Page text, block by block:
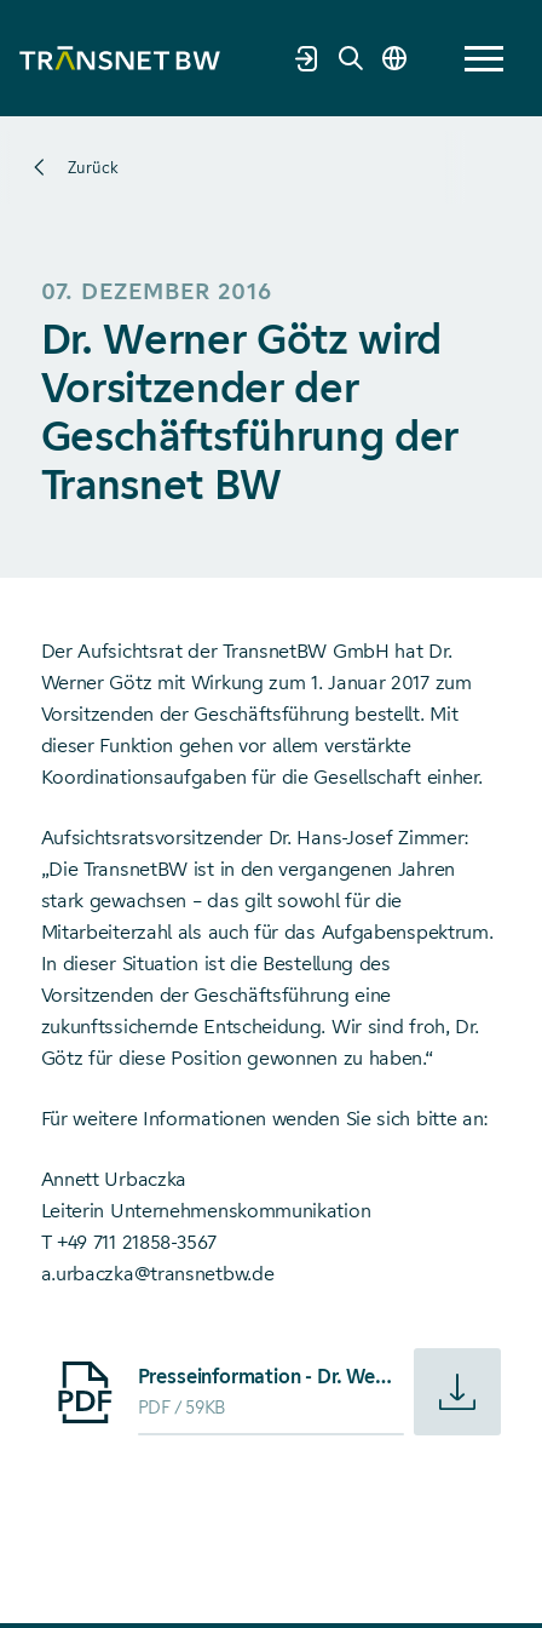
Zurück
07. DEZEMBER 2016
Dr. Werner Götz wird
Vorsitzender der
Geschäftsführung der
Transnet BW
Der Aufsichtsrat der TransnetBW GmbH hat Dr.
Werner Götz mit Wirkung zum 1. Januar 2017 zum
Vorsitzenden der Geschäftsführung bestellt. Mit
dieser Funktion gehen vor allem verstärkte
Koordinationsaufgaben für die Gesellschaft einher.
Aufsichtsratsvorsitzender Dr. Hans-Josef Zimmer:
„Die TransnetBW ist in den vergangenen Jahren
stark gewachsen – das gilt sowohl für die
Mitarbeiterzahl als auch für das Aufgabenspektrum.
In dieser Situation ist die Bestellung des
Vorsitzenden der Geschäftsführung eine
zukunftssichernde Entscheidung. Wir sind froh, Dr.
Götz für diese Position gewonnen zu haben.“
Für weitere Informationen wenden Sie sich bitte an:
Annett Urbaczka
Leiterin Unternehmenskommunikation
T +49 711 21858-3567
a.urbaczka@transnetbw.de
Starte Download von: Presseinformation - Dr. Werner
Presseinformation - Dr. Werner Götz wird Vorsitzender der Geschäftsführung der TransnetBW
PDF 59KB